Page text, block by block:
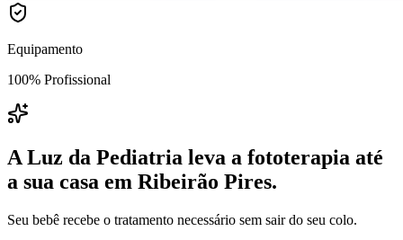
Equipamento
100% Profissional
A Luz da Pediatria leva a fototerapia até
a sua casa em Ribeirão Pires.
Seu bebê recebe o tratamento necessário sem sair do seu colo.